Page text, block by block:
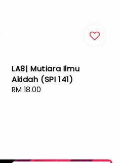
LA8| Mutiara Ilmu
Akidah (SPI 141)
Regular
RM 18.00